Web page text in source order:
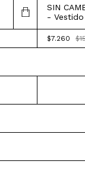
SIN
- Vestido
$7.260